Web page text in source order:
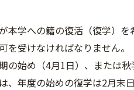
本学への籍の復活（復学）
を受けなければなりません。
の始め（4月1日）、または秋
、年度の始めの復学は2月末